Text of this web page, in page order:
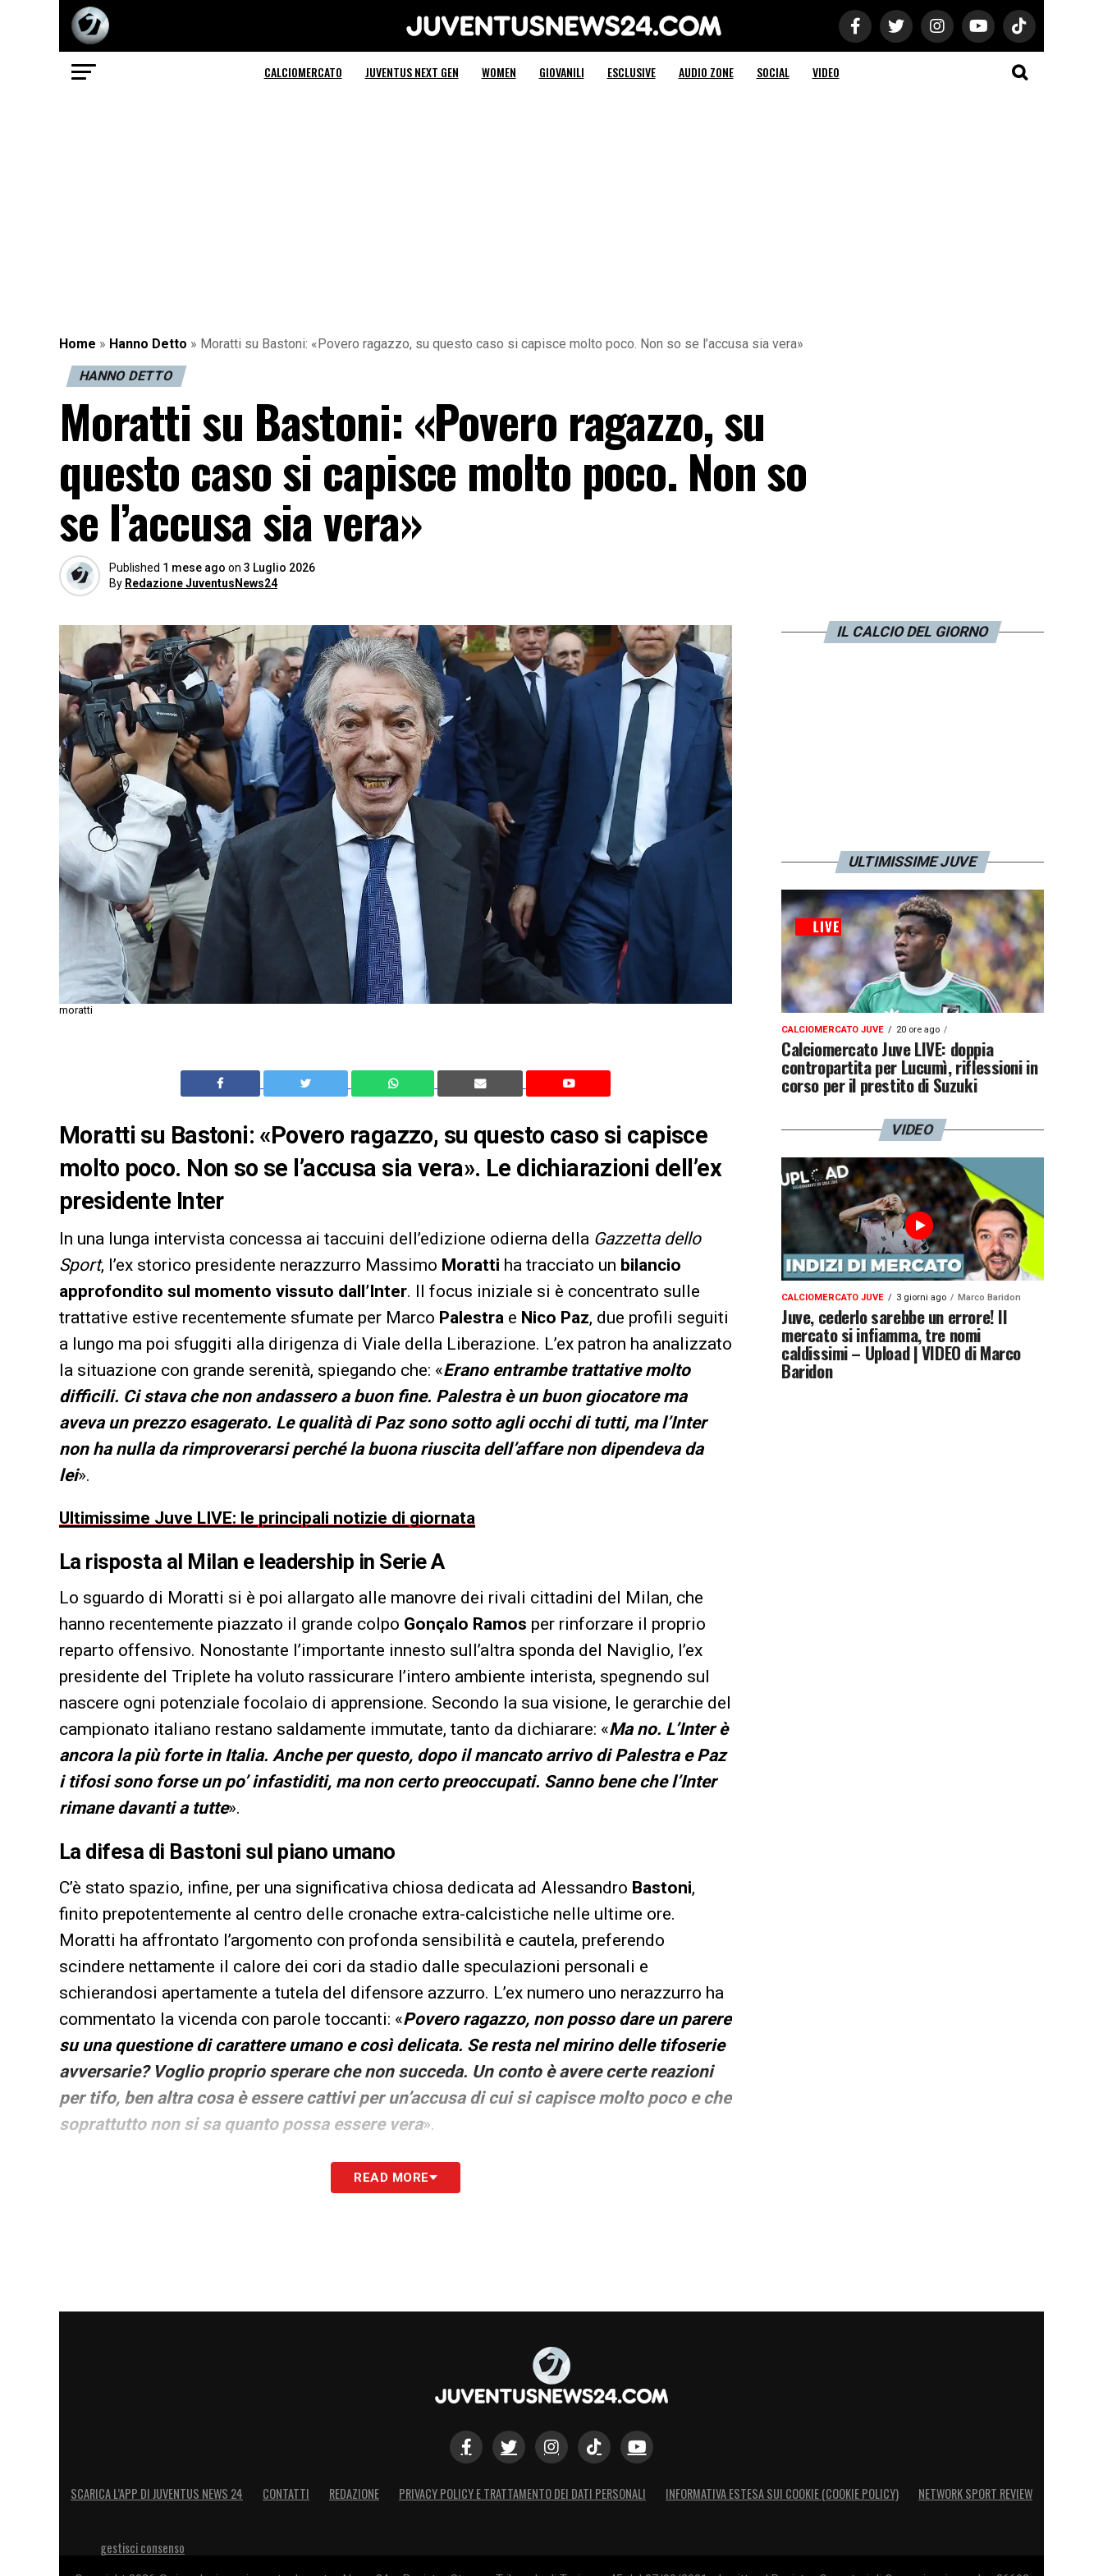
Juventus News 24
CALCIOMERCATO JUVENTUS NEXT GEN WOMEN GIOVANILI ESCLUSIVE AUDIO ZONE SOCIAL VIDEO
Home » Hanno Detto » Moratti su Bastoni: «Povero ragazzo, su questo caso si capisce molto poco. Non so se l’accusa sia vera»
HANNO DETTO
Moratti su Bastoni: «Povero ragazzo, su
questo caso si capisce molto poco. Non so
se l’accusa sia vera»
Published 1 mese ago on 3 Luglio 2026
By Redazione JuventusNews24
moratti
Moratti su Bastoni: «Povero ragazzo, su questo caso si capisce
molto poco. Non so se l’accusa sia vera». Le dichiarazioni dell’ex
presidente Inter
In una lunga intervista concessa ai taccuini dell’edizione odierna della Gazzetta dello
Sport, l’ex storico presidente nerazzurro Massimo Moratti ha tracciato un bilancio
approfondito sul momento vissuto dall’Inter. Il focus iniziale si è concentrato sulle
trattative estive recentemente sfumate per Marco Palestra e Nico Paz, due profili seguiti
a lungo ma poi sfuggiti alla dirigenza di Viale della Liberazione. L’ex patron ha analizzato
la situazione con grande serenità, spiegando che: «Erano entrambe trattative molto
difficili. Ci stava che non andassero a buon fine. Palestra è un buon giocatore ma
aveva un prezzo esagerato. Le qualità di Paz sono sotto agli occhi di tutti, ma l’Inter
non ha nulla da rimproverarsi perché la buona riuscita dell’affare non dipendeva da
lei».
Ultimissime Juve LIVE: le principali notizie di giornata
La risposta al Milan e leadership in Serie A
Lo sguardo di Moratti si è poi allargato alle manovre dei rivali cittadini del Milan, che
hanno recentemente piazzato il grande colpo Gonçalo Ramos per rinforzare il proprio
reparto offensivo. Nonostante l’importante innesto sull’altra sponda del Naviglio, l’ex
presidente del Triplete ha voluto rassicurare l’intero ambiente interista, spegnendo sul
nascere ogni potenziale focolaio di apprensione. Secondo la sua visione, le gerarchie del
campionato italiano restano saldamente immutate, tanto da dichiarare: «Ma no. L’Inter è
ancora la più forte in Italia. Anche per questo, dopo il mancato arrivo di Palestra e Paz
i tifosi sono forse un po’ infastiditi, ma non certo preoccupati. Sanno bene che l’Inter
rimane davanti a tutte».
La difesa di Bastoni sul piano umano
C’è stato spazio, infine, per una significativa chiosa dedicata ad Alessandro Bastoni,
finito prepotentemente al centro delle cronache extra-calcistiche nelle ultime ore.
Moratti ha affrontato l’argomento con profonda sensibilità e cautela, preferendo
scindere nettamente il calore dei cori da stadio dalle speculazioni personali e
schierandosi apertamente a tutela del difensore azzurro. L’ex numero uno nerazzurro ha
commentato la vicenda con parole toccanti: «Povero ragazzo, non posso dare un parere
su una questione di carattere umano e così delicata. Se resta nel mirino delle tifoserie
avversarie? Voglio proprio sperare che non succeda. Un conto è avere certe reazioni
per tifo, ben altra cosa è essere cattivi per un’accusa di cui si capisce molto poco e che
soprattutto non si sa quanto possa essere vera».
LA PLAYLIST DELLE NOSTRE TOP NEWSREAD MORE
IL CALCIO DEL GIORNO
ULTIMISSIME JUVE
CALCIOMERCATO JUVE 20 ore ago
Calciomercato Juve LIVE: doppia
contropartita per Lucumì, riflessioni in
corso per il prestito di Suzuki
VIDEO
CALCIOMERCATO JUVE 3 giorni ago Marco Baridon
Juve, cederlo sarebbe un errore! Il
mercato si infiamma, tre nomi
caldissimi – Upload | VIDEO di Marco
Baridon
SCARICA L’APP DI JUVENTUS NEWS 24 CONTATTI REDAZIONE PRIVACY POLICY E TRATTAMENTO DEI DATI PERSONALI INFORMATIVA ESTESA SUI COOKIE (COOKIE POLICY) NETWORK SPORT REVIEW
gestisci consenso